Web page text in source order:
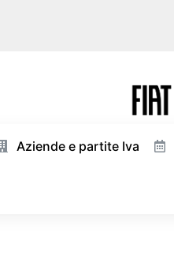
Aziende e partite Iva